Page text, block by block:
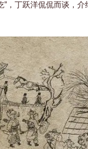
，丁跃洋侃侃而谈，介